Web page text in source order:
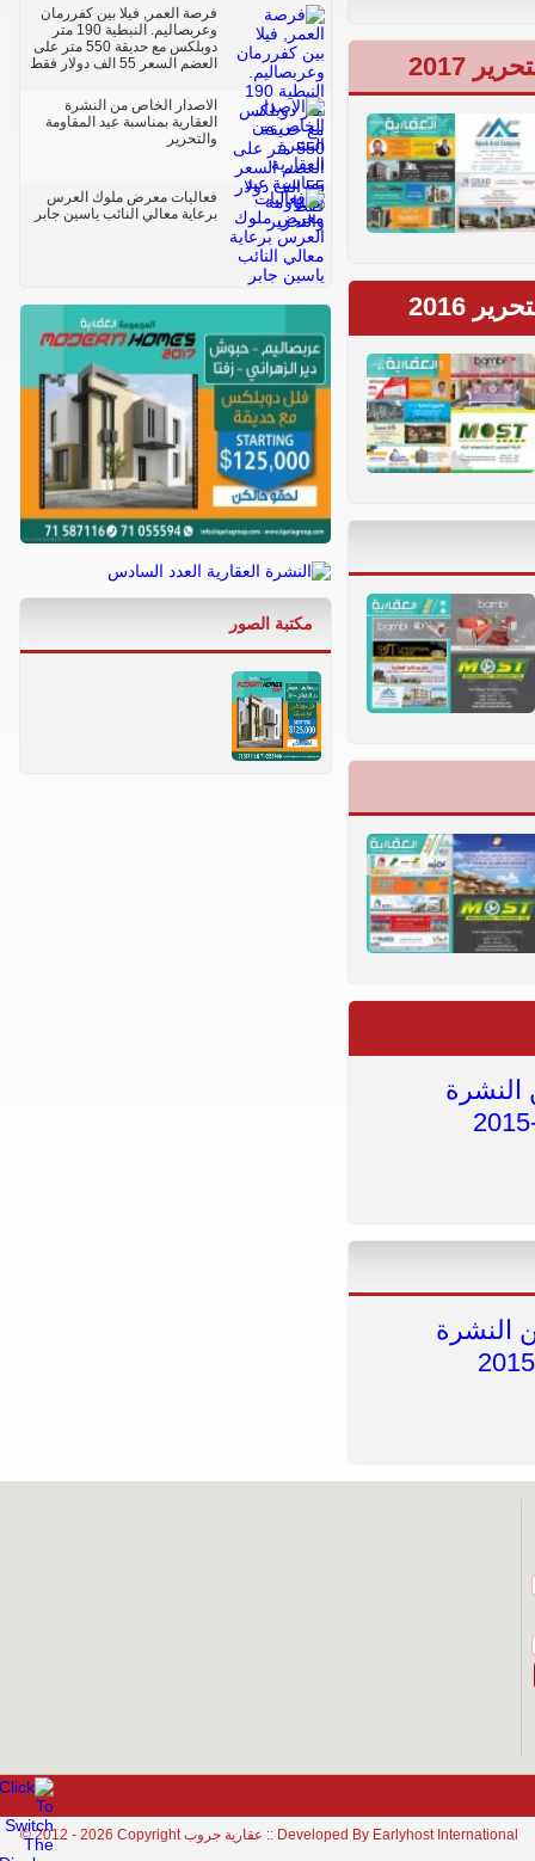
2017
2016
فرصة العمر, فيلا بين كفررمان
وعربصاليم. النبطية 190 متر
دوبلكس مع حديقة 550 متر على
العضم السعر 55 الف دولار فقط
الاصدار الخاص من النشرة
العقارية بمناسبة عيد المقاومة
والتحرير
فعاليات معرض ملوك العرس
برعاية معالي النائب ياسين جابر
مكتبة الصور
© 2012 - 2026 Copyright عقارية جروب :: Developed By Earlyhost International